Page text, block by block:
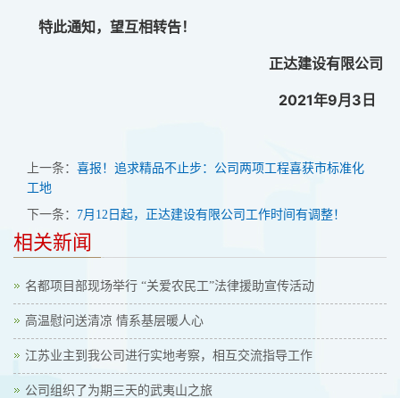
特此通知，望互相转告！
正达建设有限公司
2021年9月3日
上一条： 喜报！追求精品不止步：公司两项工程喜获市标准化
工地
下一条： 7月12日起，正达建设有限公司工作时间有调整！
相关新闻
名都项目部现场举行 “关爱农民工”法律援助宣传活动
高温慰问送清凉 情系基层暖人心
江苏业主到我公司进行实地考察，相互交流指导工作
公司组织了为期三天的武夷山之旅